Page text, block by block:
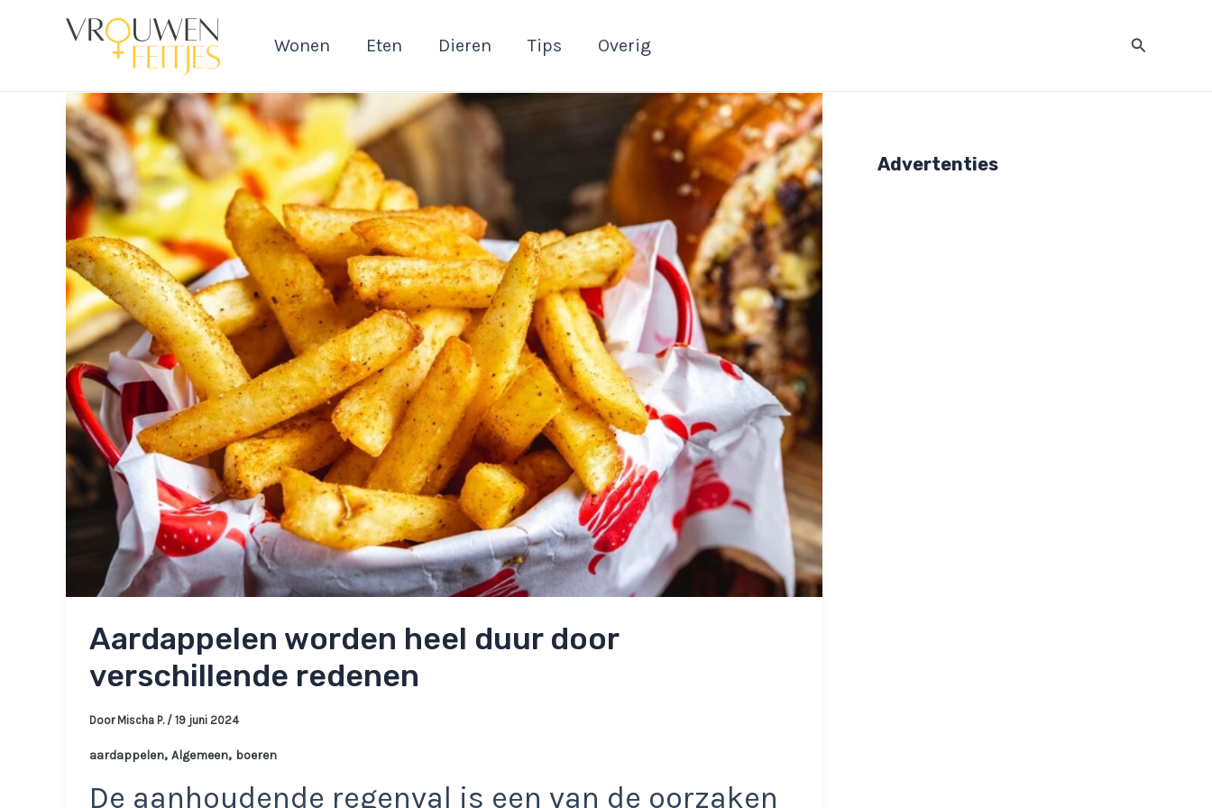
Wonen Eten Dieren Tips Overig Zoeken
Aardappelen worden heel duur door
verschillende redenen
Door Mischa P. / 19 juni 2024
aardappelen, Algemeen, boeren
De aanhoudende regenval is een van de oorzaken
Advertenties